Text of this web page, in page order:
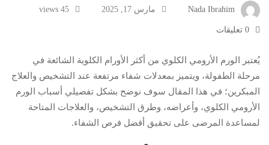
مارس 17, 2025 45 views
0 تعليقات
يُعتبر الورم الأرومي الكلوي من أكثر الأورام الكلوية الشائعة في
مرحلة الطفولة، ويتميز بمعدلات شفاء مرتفعة عند التشخيص والعلاج
المبكرين؛ في هذا المقال سوف نوضح بشكل تفصيلي أسباب الورم
الأرومي الكلوي، وأعراضه، وطرق التشخيص، والعلاجات المتاحة
لمساعدة المرضى على تحقيق أفضل فرص الشفاء.